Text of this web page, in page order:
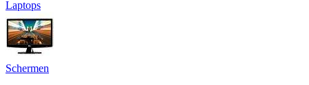
Laptops
Schermen